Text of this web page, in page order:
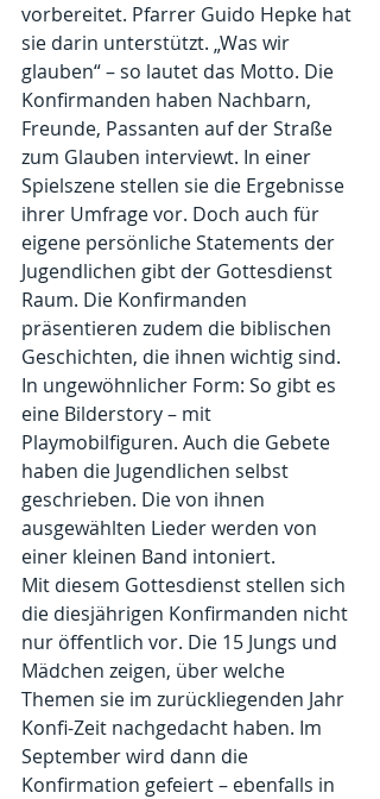
vorbereitet. Pfarrer Guido Hepke hat
sie darin unterstützt. „Was wir
glauben“ – so lautet das Motto. Die
Konfirmanden haben Nachbarn,
Freunde, Passanten auf der Straße
zum Glauben interviewt. In einer
Spielszene stellen sie die Ergebnisse
ihrer Umfrage vor. Doch auch für
eigene persönliche Statements der
Jugendlichen gibt der Gottesdienst
Raum. Die Konfirmanden
präsentieren zudem die biblischen
Geschichten, die ihnen wichtig sind.
In ungewöhnlicher Form: So gibt es
eine Bilderstory – mit
Playmobilfiguren. Auch die Gebete
haben die Jugendlichen selbst
geschrieben. Die von ihnen
ausgewählten Lieder werden von
einer kleinen Band intoniert.
Mit diesem Gottesdienst stellen sich
die diesjährigen Konfirmanden nicht
nur öffentlich vor. Die 15 Jungs und
Mädchen zeigen, über welche
Themen sie im zurückliegenden Jahr
Konfi-Zeit nachgedacht haben. Im
September wird dann die
Konfirmation gefeiert – ebenfalls in